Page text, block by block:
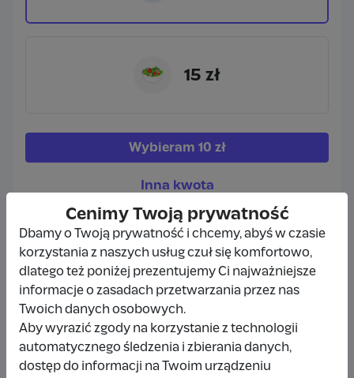
🥗 15 zł
Wybieram 10 zł
Inna kwota
Udostępnij Zgłoś
Cenimy Twoją prywatność
Dbamy o Twoją prywatność i chcemy, abyś w czasie
korzystania z naszych usług czuł się komfortowo,
dlatego też poniżej prezentujemy Ci najważniejsze
informacje o zasadach przetwarzania przez nas
Twoich danych osobowych.
Aby wyrazić zgody na korzystanie z technologii
automatycznego śledzenia i zbierania danych,
dostęp do informacji na Twoim urządzeniu